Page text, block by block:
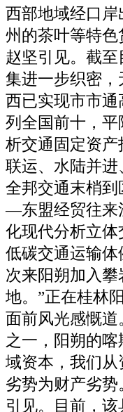
西部地域经口
州的茶叶等特
赵坚引见。截
集进一步织密
西已实现市市
列全国前十，平
析交通固定资
联运、水陆并
全邦交通末梢
—东盟经贸往来
化现代分析立
低碳交通运输
次来阳朔加入
地。”正在桂林
面前风光感慨
之一，阳朔的
域资本，我们
劣势为财产劣
引见。目前，